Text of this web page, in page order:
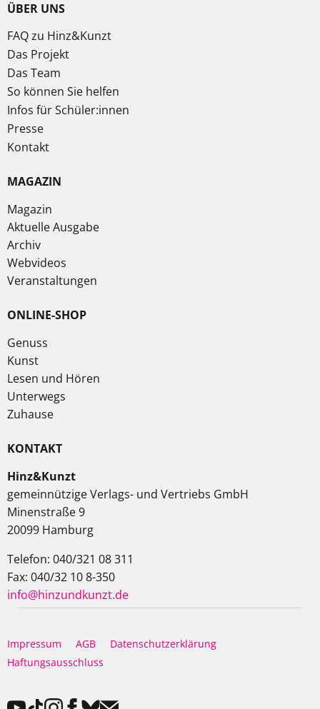
ÜBER UNS
FAQ zu Hinz&Kunzt
Das Projekt
Das Team
So können Sie helfen
Infos für Schüler:innen
Presse
Kontakt
MAGAZIN
Magazin
Aktuelle Ausgabe
Archiv
Webvideos
Veranstaltungen
ONLINE-SHOP
Genuss
Kunst
Lesen und Hören
Unterwegs
Zuhause
KONTAKT
Hinz&Kunzt
gemeinnützige Verlags- und Vertriebs GmbH
Minenstraße 9
20099 Hamburg
Telefon: 040/321 08 311
Fax: 040/32 10 8-350
info@hinzundkunzt.de
Impressum AGB
Datenschutzerklärung
Haftungsausschluss